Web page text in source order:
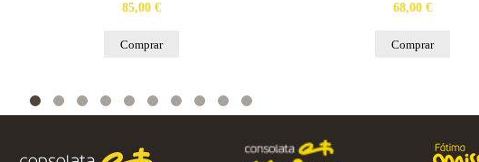
85,00 €
Comprar
68,00 €
Comprar